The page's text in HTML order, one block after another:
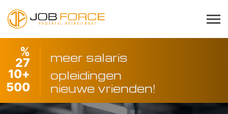
%
27
meer salaris
+
10
opleidingen
500
nieuwe vrienden!